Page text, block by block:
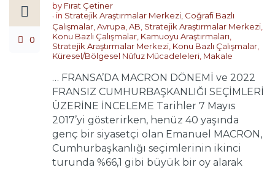
0
by Fırat Çetiner
in Stratejik Araştırmalar Merkezi, Coğrafi Bazlı
Çalışmalar,Avrupa,AB, Stratejik Araştırmalar Merkezi,
Konu Bazlı Çalışmalar, Kamuoyu Araştırmaları,
Stratejik Araştırmalar Merkezi, Konu Bazlı Çalışmalar,
Küresel/Bölgesel Nüfuz Mücadeleleri, Makale
… FRANSA’DA MACRON DÖNEMİ ve 2022
FRANSIZ CUMHURBAŞKANLIĞI SEÇİMLERİ
ÜZERİNE İNCELEME Tarihler 7 Mayıs
2017’yi gösterirken, henüz 40 yaşında
genç bir siyasetçi olan Emanuel MACRON,
Cumhurbaşkanlığı seçimlerinin ikinci
turunda %66,1 gibi büyük bir oy alarak